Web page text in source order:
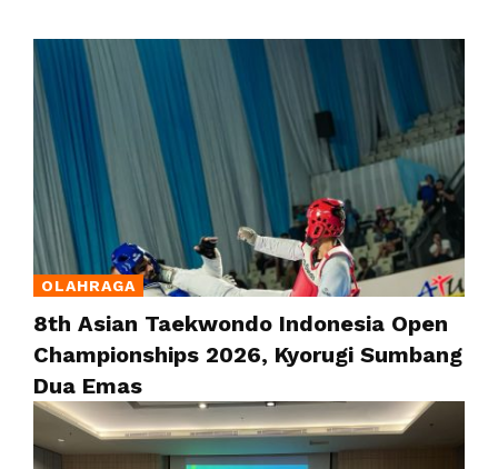
OLAHRAGA
8th Asian Taekwondo Indonesia Open
Championships 2026, Kyorugi Sumbang
Dua Emas